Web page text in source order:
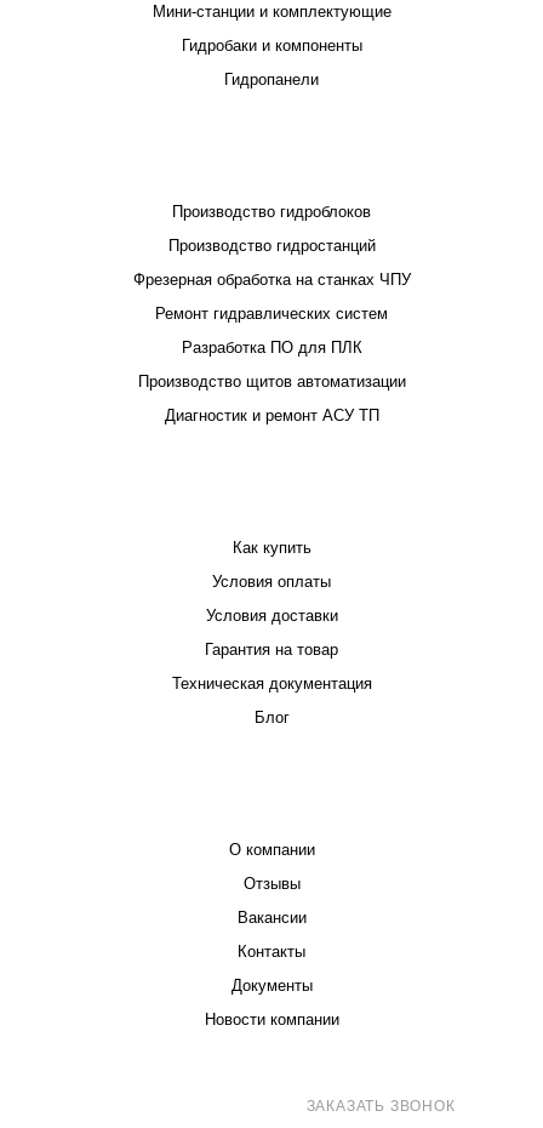
Мини-станции и комплектующие
Гидробаки и компоненты
Гидропанели
Производство гидроблоков
Производство гидростанций
Фрезерная обработка на станках ЧПУ
Ремонт гидравлических систем
Разработка ПО для ПЛК
Производство щитов автоматизации
Диагностик и ремонт АСУ ТП
Как купить
Условия оплаты
Условия доставки
Гарантия на товар
Техническая документация
Блог
О компании
Отзывы
Вакансии
Контакты
Документы
Новости компании
ЗАКАЗАТЬ ЗВОНОК